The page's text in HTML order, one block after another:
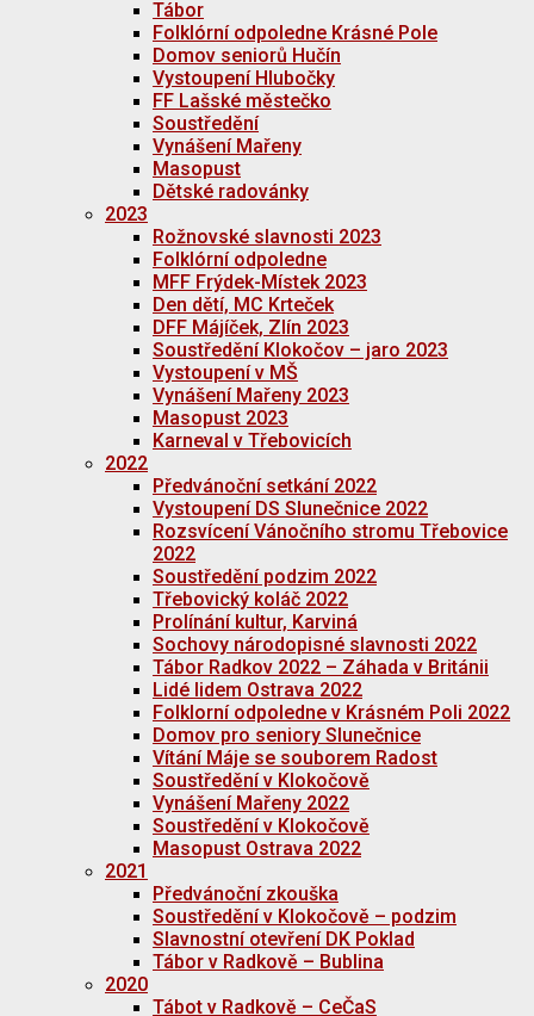
Tábor
Folklórní odpoledne Krásné Pole
Domov seniorů Hučín
Vystoupení Hlubočky
FF Lašské městečko
Soustředění
Vynášení Mařeny
Masopust
Dětské radovánky
2023
Rožnovské slavnosti 2023
Folklórní odpoledne
MFF Frýdek-Místek 2023
Den dětí, MC Krteček
DFF Májíček, Zlín 2023
Soustředění Klokočov – jaro 2023
Vystoupení v MŠ
Vynášení Mařeny 2023
Masopust 2023
Karneval v Třebovicích
2022
Předvánoční setkání 2022
Vystoupení DS Slunečnice 2022
Rozsvícení Vánočního stromu Třebovice
2022
Soustředění podzim 2022
Třebovický koláč 2022
Prolínání kultur, Karviná
Sochovy národopisné slavnosti 2022
Tábor Radkov 2022 – Záhada v Británii
Lidé lidem Ostrava 2022
Folklorní odpoledne v Krásném Poli 2022
Domov pro seniory Slunečnice
Vítání Máje se souborem Radost
Soustředění v Klokočově
Vynášení Mařeny 2022
Soustředění v Klokočově
Masopust Ostrava 2022
2021
Předvánoční zkouška
Soustředění v Klokočově – podzim
Slavnostní otevření DK Poklad
Tábor v Radkově – Bublina
2020
Tábot v Radkově – CeČaS